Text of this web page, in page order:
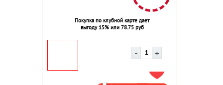
Покупка по клубной карте дает
выгоду 15% или 78.75 руб
ДОБАВИТЬ В ИЗБРАННОЕ